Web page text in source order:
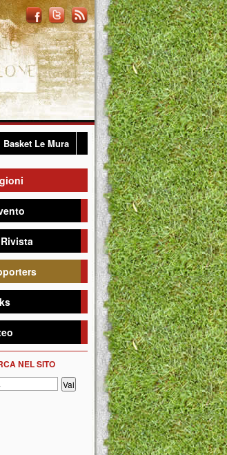
Basket Le Mura
NEL SITO